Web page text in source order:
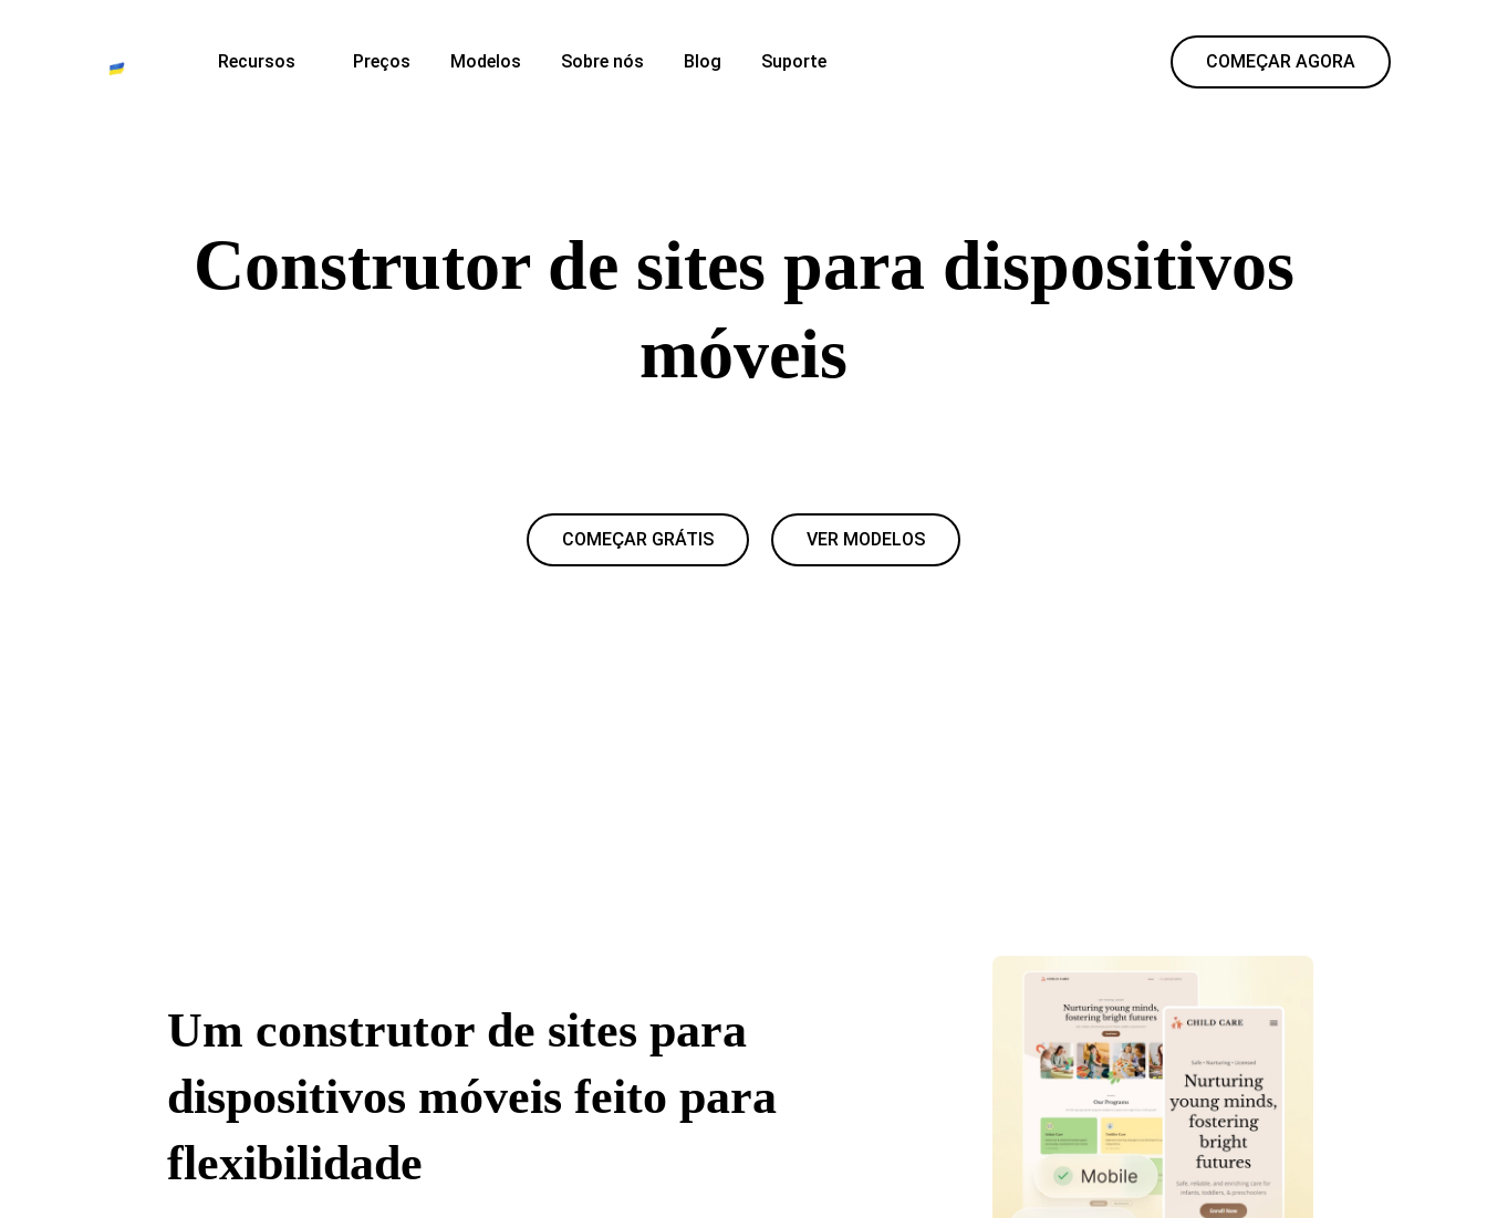
Recursos Preços Modelos Sobre nós Blog Suporte COMEÇAR AGORA
Construtor de sites para dispositivos
móveis
COMEÇAR GRÁTIS
VER MODELOS
Um construtor de sites para
dispositivos móveis feito para
flexibilidade